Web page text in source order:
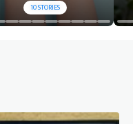
10STORIES